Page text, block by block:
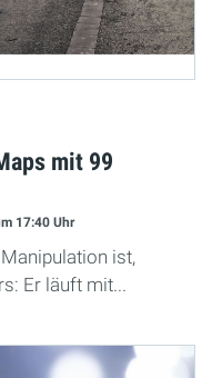
mit 99
17:40 Uhr
ist,
Er läuft mit...